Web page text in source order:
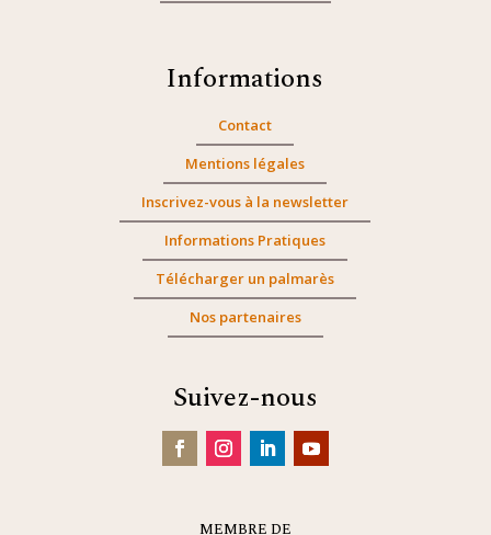
Informations
Contact
Mentions légales
Inscrivez-vous à la newsletter
Informations Pratiques
Télécharger un palmarès
Nos partenaires
Suivez-nous
MEMBRE DE